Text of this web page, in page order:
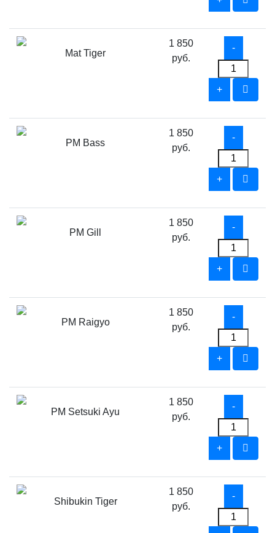
Mat Tiger
1 850
руб.
PM Bass
1 850
руб.
PM Gill
1 850
руб.
PM Raigyo
1 850
руб.
PM Setsuki Ayu
1 850
руб.
Shibukin Tiger
1 850
руб.